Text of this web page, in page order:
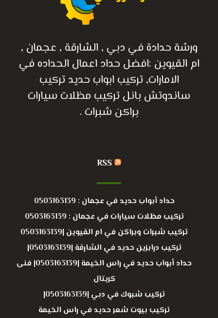
ورشة حدادة في دبي , الشارقة , عجمان ,
ام القيوين :افضل حداد اعمال الحداده في
الامارات, تركيب ابواب حديد تركيب
ساندوتش بانل تركيب مظلات سيارات
براكن شبرات .
RSS
حداد أبواب حديد في عجمان : 0503163139
تركيب مظلات سيارات في عجمان : 0503163139
تركيب شبرات وبراكن في ام القيوين |0503163139
تركيب درابزين حديد في الشارقة |0503163139|
حداد أبواب حديد في راس الخيمة |0503163139| فنى
كريتال
تركيب شبوك في دبي |0503163139|
تركيب بيوت شعر حديد في راس الخيمة